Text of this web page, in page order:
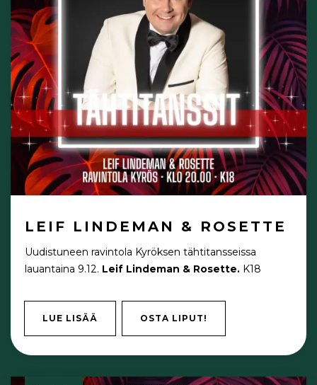
LEIF LINDEMAN & ROSETTE
Uudistuneen ravintola Kyröksen tähtitansseissa
lauantaina 9.12. Leif Lindeman & Rosette. K18
LUE LISÄÄ OSTA LIPUT!